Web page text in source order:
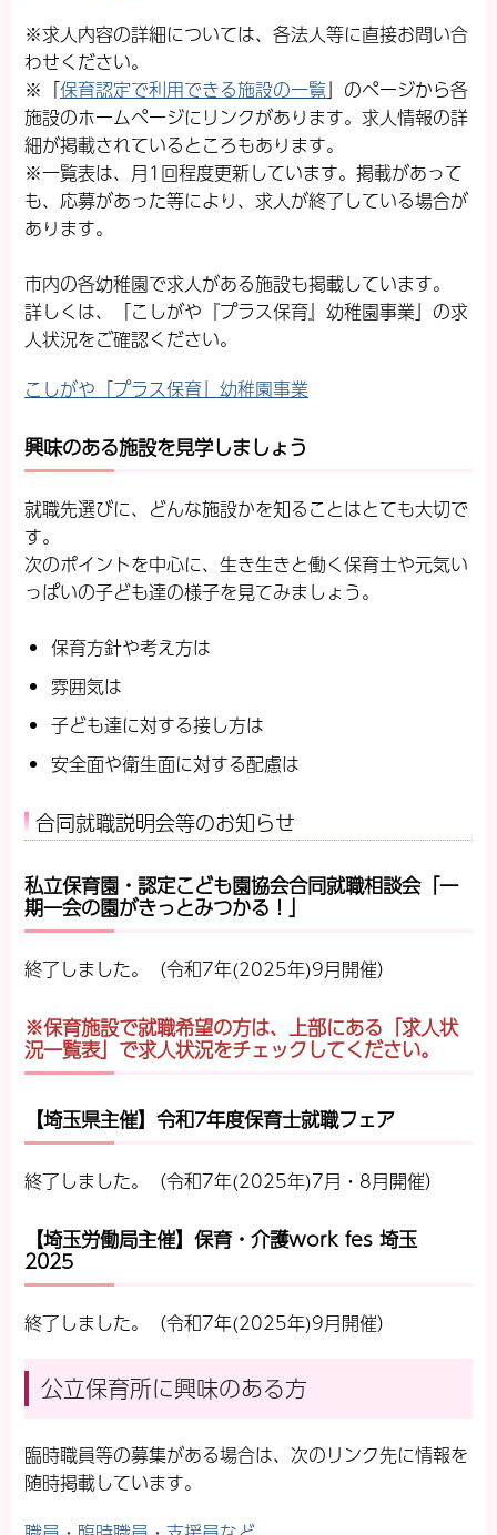
※求人内容の詳細については、各法人等に直接お問い合
わせください。
※「保育認定で利用できる施設の一覧」のページから各
施設のホームページにリンクがあります。求人情報の詳
細が掲載されているところもあります。
※一覧表は、月1回程度更新しています。掲載があって
も、応募があった等により、求人が終了している場合が
あります。
市内の各幼稚園で求人がある施設も掲載しています。
詳しくは、「こしがや『プラス保育』幼稚園事業」の求
人状況をご確認ください。
こしがや「プラス保育」幼稚園事業
興味のある施設を見学しましょう
就職先選びに、どんな施設かを知ることはとても大切で
す。
次のポイントを中心に、生き生きと働く保育士や元気い
っぱいの子ども達の様子を見てみましょう。
保育方針や考え方は
雰囲気は
子ども達に対する接し方は
安全面や衛生面に対する配慮は
合同就職説明会等のお知らせ
私立保育園・認定こども園協会合同就職相談会「一
期一会の園がきっとみつかる！」
終了しました。（令和7年(2025年)9月開催）
※保育施設で就職希望の方は、上部にある「求人状
況一覧表」で求人状況をチェックしてください。
【埼玉県主催】令和7年度保育士就職フェア
終了しました。（令和7年(2025年)7月・8月開催）
【埼玉労働局主催】保育・介護work fes 埼玉
2025
終了しました。（令和7年(2025年)9月開催）
公立保育所に興味のある方
臨時職員等の募集がある場合は、次のリンク先に情報を
随時掲載しています。